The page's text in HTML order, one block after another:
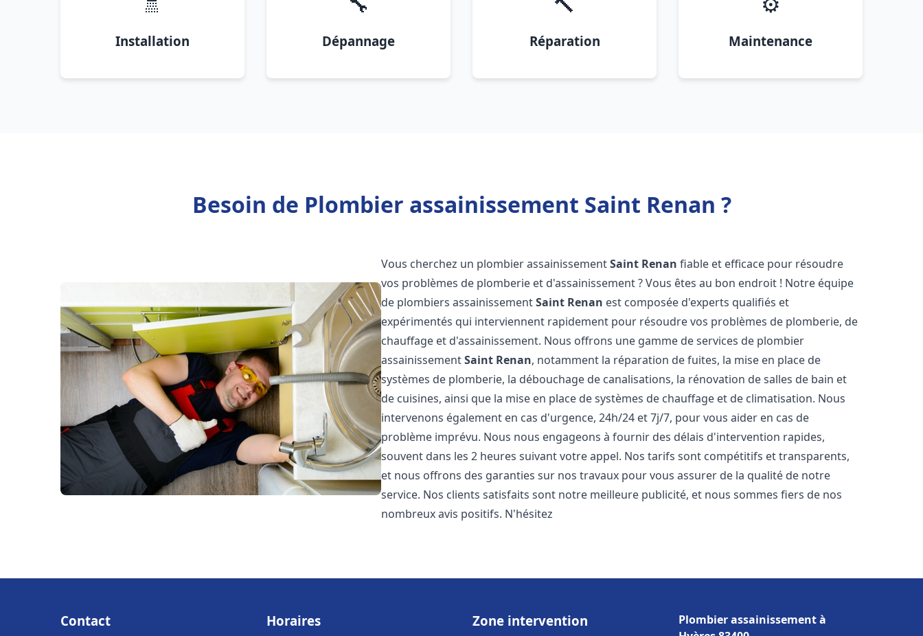
Installation Dépannage Réparation Maintenance
Besoin de Plombier assainissement Saint Renan ?
Vous cherchez un plombier assainissementSaint Renan fiable et efficace pour résoudre
vos problèmes de plomberie et d'assainissement ? Vous êtes au bon endroit ! Notre équipe
de plombiers assainissementSaint Renan est composée d'experts qualifiés et
expérimentés qui interviennent rapidement pour résoudre vos problèmes de plomberie, de
chauffage et d'assainissement. Nous offrons une gamme de services de plombier
assainissementSaint Renan, notamment la réparation de fuites, la mise en place de
systèmes de plomberie, la débouchage de canalisations, la rénovation de salles de bain et
de cuisines, ainsi que la mise en place de systèmes de chauffage et de climatisation. Nous
intervenons également en cas d'urgence, 24h/24 et 7j/7, pour vous aider en cas de
problème imprévu. Nous nous engageons à fournir des délais d'intervention rapides,
souvent dans les 2 heures suivant votre appel. Nos tarifs sont compétitifs et transparents,
et nous offrons des garanties sur nos travaux pour vous assurer de la qualité de notre
service. Nos clients satisfaits sont notre meilleure publicité, et nous sommes fiers de nos
nombreux avis positifs. N'hésitez
Contact Horaires Zone intervention
Plombier assainissement à